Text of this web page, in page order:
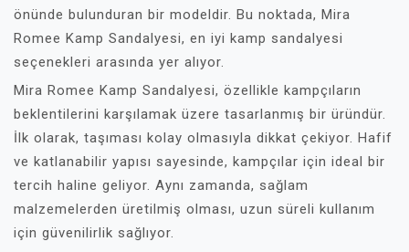
önünde bulunduran bir modeldir. Bu noktada, Mira
Romee Kamp Sandalyesi, en iyi kamp sandalyesi
seçenekleri arasında yer alıyor.
Mira Romee Kamp Sandalyesi, özellikle kampçıların
beklentilerini karşılamak üzere tasarlanmış bir üründür.
İlk olarak, taşıması kolay olmasıyla dikkat çekiyor. Hafif
ve katlanabilir yapısı sayesinde, kampçılar için ideal bir
tercih haline geliyor. Aynı zamanda, sağlam
malzemelerden üretilmiş olması, uzun süreli kullanım
için güvenilirlik sağlıyor.